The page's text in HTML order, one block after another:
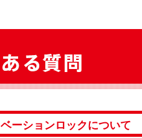
ーションロックについて